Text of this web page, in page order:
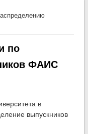
по
ФАИС
в
выпускников